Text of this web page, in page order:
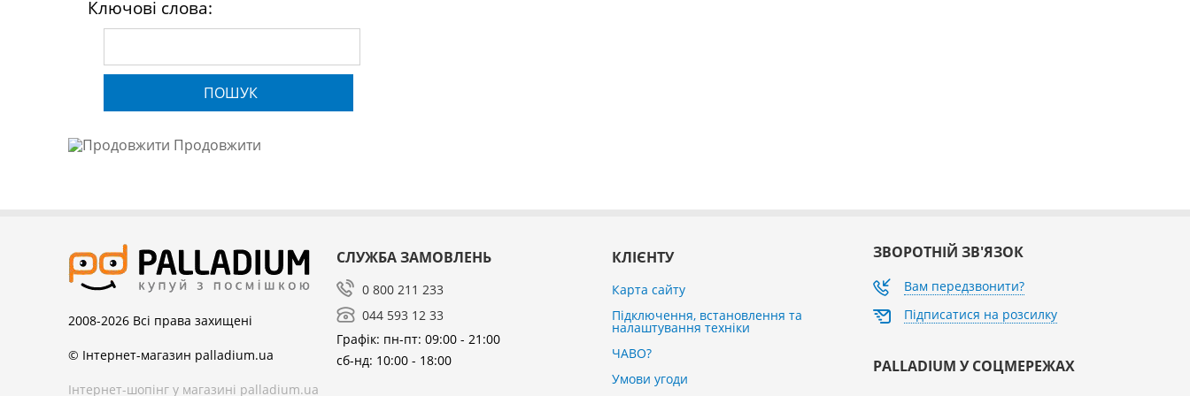
Ключові слова:
ПОШУК
Продовжити
2008-2026 Всі права захищені
© Інтернет-магазин palladium.ua
Інтернет-шопінг у магазині palladium.ua
СЛУЖБА ЗАМОВЛЕНЬ
0 800 211 233
044 593 12 33
Графік: пн-пт: 09:00 - 21:00
сб-нд: 10:00 - 18:00
КЛІЄНТУ
Карта сайту
Підключення, встановлення та
налаштування техніки
ЧАВО?
Умови угоди
ЗВОРОТНІЙ ЗВ'ЯЗОК
Вам передзвонити?
Підписатися на розсилку
PALLADIUM У СОЦМЕРЕЖАХ